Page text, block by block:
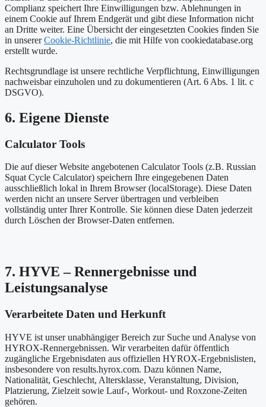
Complianz speichert Ihre Einwilligungen bzw. Ablehnungen in
einem Cookie auf Ihrem Endgerät und gibt diese Information nicht
an Dritte weiter. Eine Übersicht der eingesetzten Cookies finden Sie
in unsererCookie-Richtlinie, die mit Hilfe von cookiedatabase.org
erstellt wurde.
Rechtsgrundlage ist unsere rechtliche Verpflichtung, Einwilligungen
nachweisbar einzuholen und zu dokumentieren (Art. 6 Abs. 1 lit. c
DSGVO).
6. Eigene Dienste
Calculator Tools
Die auf dieser Website angebotenen Calculator Tools (z.B. Russian
Squat Cycle Calculator) speichern Ihre eingegebenen Daten
ausschließlich lokal in Ihrem Browser (localStorage). Diese Daten
werden nicht an unsere Server übertragen und verbleiben
vollständig unter Ihrer Kontrolle. Sie können diese Daten jederzeit
durch Löschen der Browser-Daten entfernen.
7. HYVE – Rennergebnisse und
Leistungsanalyse
Verarbeitete Daten und Herkunft
HYVE ist unser unabhängiger Bereich zur Suche und Analyse von
HYROX-Rennergebnissen. Wir verarbeiten dafür öffentlich
zugängliche Ergebnisdaten aus offiziellen HYROX-Ergebnislisten,
insbesondere von results.hyrox.com. Dazu können Name,
Nationalität, Geschlecht, Altersklasse, Veranstaltung, Division,
Platzierung, Zielzeit sowie Lauf-, Workout- und Roxzone-Zeiten
gehören.